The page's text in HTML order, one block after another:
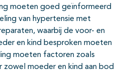
moeten goed geïnformeerd
van hypertensie met
waarbij de voor- en
en kind besproken moeten
moeten factoren zoals
zowel moeder en kind aan bod